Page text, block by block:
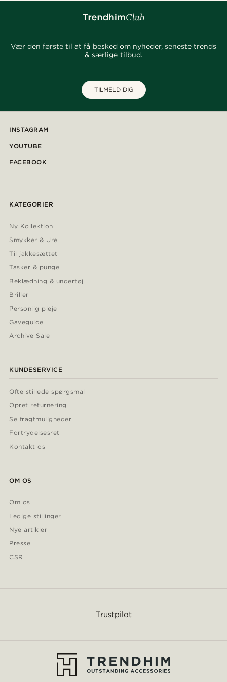
Vær den første til at få besked om nyheder, seneste trends
& særlige tilbud.
TILMELD DIG
INSTAGRAM
YOUTUBE
FACEBOOK
KATEGORIER
Ny Kollektion
Smykker & Ure
Til jakkesættet
Tasker & punge
Beklædning & undertøj
Briller
Personlig pleje
Gaveguide
Archive Sale
KUNDESERVICE
Ofte stillede spørgsmål
Opret returnering
Se fragtmuligheder
Fortrydelsesret
Kontakt os
OM OS
Om os
Ledige stillinger
Nye artikler
Presse
CSR
Trustpilot